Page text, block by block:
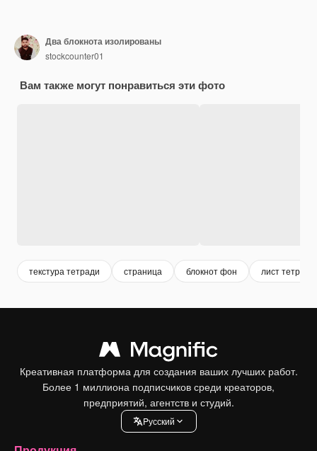
Два блокнота изолированы
stockcounter01
Вам также могут понравиться эти фото
текстура тетради страница блокнот фон лист тетради
Креативная платформа для создания ваших лучших работ.
Более 1 миллиона подписчиков среди креаторов,
предприятий, агентств и студий.
Pусский